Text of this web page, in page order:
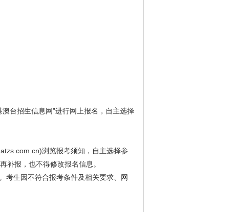
台招生信息网”进行网上报名，自主选择
浏览报考须知，自主选择参
补报，也不得修改报名信息。
考生因不符合报考条件及相关要求、网